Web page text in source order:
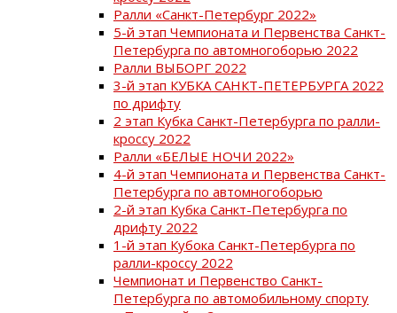
Ралли «Санкт-Петербург 2022»
5-й этап Чемпионата и Первенства Санкт-
Петербурга по автомногоборью 2022
Ралли ВЫБОРГ 2022
3-й этап КУБКА САНКТ-ПЕТЕРБУРГА 2022
по дрифту
2 этап Кубка Санкт-Петербурга по ралли-
кроссу 2022
Ралли «БЕЛЫЕ НОЧИ 2022»
4-й этап Чемпионата и Первенства Санкт-
Петербурга по автомногоборью
2-й этап Кубка Санкт-Петербурга по
дрифту 2022
1-й этап Кубока Санкт-Петербурга по
ралли-кроссу 2022
Чемпионат и Первенство Санкт-
Петербурга по автомобильному спорту